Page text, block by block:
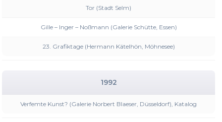
Tor (Stadt Selm)
Gille – Inger – Noßmann (Galerie Schütte, Essen)
23. Grafiktage (Hermann Kätelhön, Möhnesee)
1992
Verfemte Kunst? (Galerie Norbert Blaeser, Düsseldorf), Katalog